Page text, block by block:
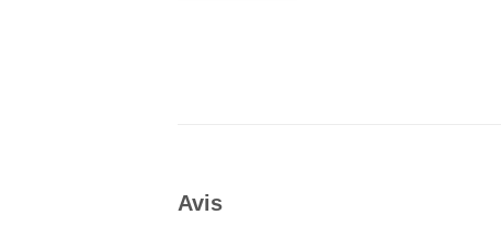
Avis